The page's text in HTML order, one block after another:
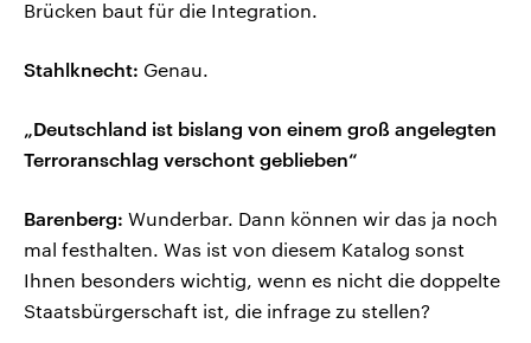
Brücken baut für die Integration.
Stahlknecht: Genau.
„Deutschland ist bislang von einem groß angelegten
Terroranschlag verschont geblieben“
Barenberg: Wunderbar. Dann können wir das ja noch
mal festhalten. Was ist von diesem Katalog sonst
Ihnen besonders wichtig, wenn es nicht die doppelte
Staatsbürgerschaft ist, die infrage zu stellen?